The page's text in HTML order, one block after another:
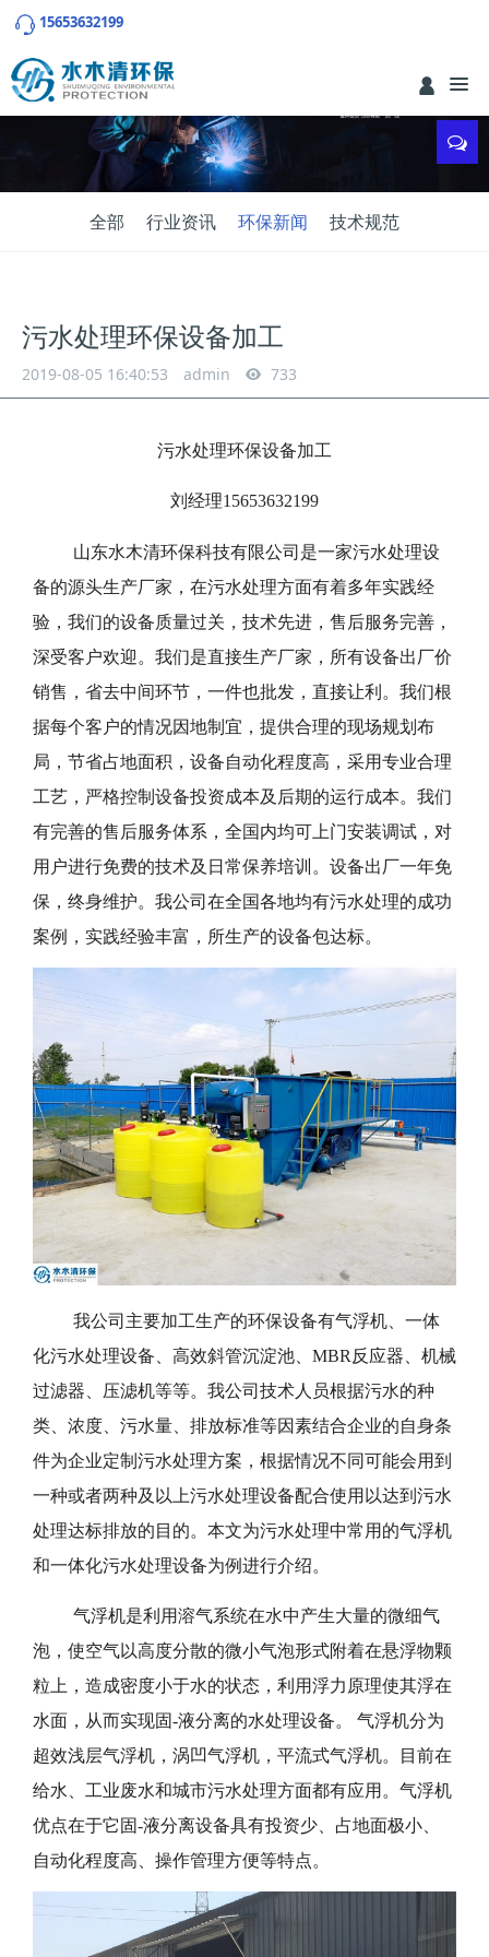
15653632199
全部 行业资讯 环保新闻 技术规范
污水处理环保设备加工
2019-08-05 16:40:53 admin 733
污水处理环保设备加工
刘经理15653632199
山东水木清环保科技有限公司是一家污水处理设
备的源头生产厂家，在污水处理方面有着多年实践经
验，我们的设备质量过关，技术先进，售后服务完善，
深受客户欢迎。我们是直接生产厂家，所有设备出厂价
销售，省去中间环节，一件也批发，直接让利。我们根
据每个客户的情况因地制宜，提供合理的现场规划布
局，节省占地面积，设备自动化程度高，采用专业合理
工艺，严格控制设备投资成本及后期的运行成本。我们
有完善的售后服务体系，全国内均可上门安装调试，对
用户进行免费的技术及日常保养培训。设备出厂一年免
保，终身维护。我公司在全国各地均有污水处理的成功
案例，实践经验丰富，所生产的设备包达标。
我公司主要加工生产的环保设备有气浮机、一体
化污水处理设备、高效斜管沉淀池、MBR反应器、机械
过滤器、压滤机等等。我公司技术人员根据污水的种
类、浓度、污水量、排放标准等因素结合企业的自身条
件为企业定制污水处理方案，根据情况不同可能会用到
一种或者两种及以上污水处理设备配合使用以达到污水
处理达标排放的目的。本文为污水处理中常用的气浮机
和一体化污水处理设备为例进行介绍。
气浮机是利用溶气系统在水中产生大量的微细气
泡，使空气以高度分散的微小气泡形式附着在悬浮物颗
粒上，造成密度小于水的状态，利用浮力原理使其浮在
水面，从而实现固-液分离的水处理设备。 气浮机分为
超效浅层气浮机，涡凹气浮机，平流式气浮机。目前在
给水、工业废水和城市污水处理方面都有应用。气浮机
优点在于它固-液分离设备具有投资少、占地面极小、
自动化程度高、操作管理方便等特点。